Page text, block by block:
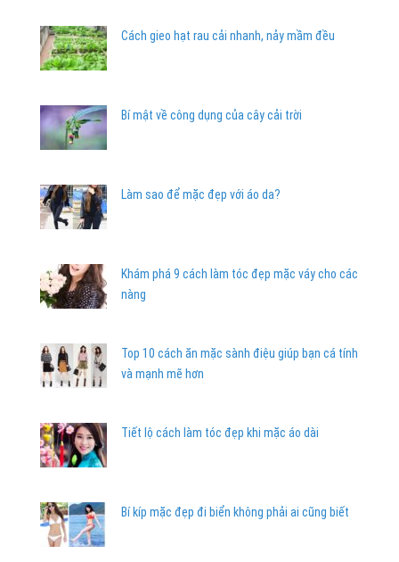
Cách gieo hạt rau cải nhanh, nảy mầm đều
Bí mật về công dụng của cây cải trời
Làm sao để mặc đẹp với áo da?
Khám phá 9 cách làm tóc đẹp mặc váy cho các
nàng
Top 10 cách ăn mặc sành điệu giúp bạn cá tính
và mạnh mẽ hơn
Tiết lộ cách làm tóc đẹp khi mặc áo dài
Bí kíp mặc đẹp đi biển không phải ai cũng biết